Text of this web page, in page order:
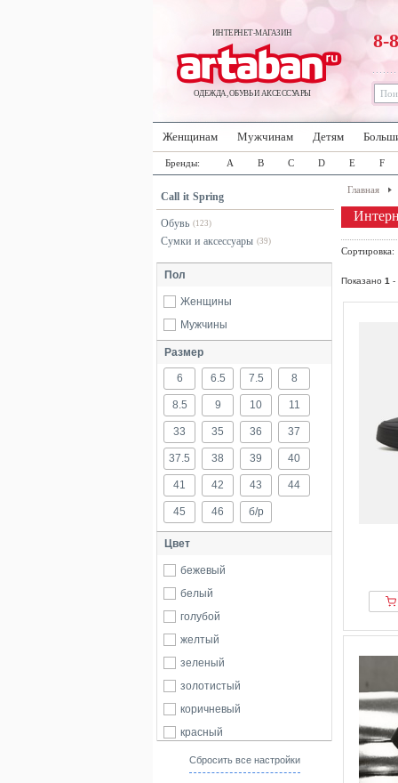
ИНТЕРНЕТ-МАГАЗИН
ОДЕЖДА, ОБУВЬ И АКСЕССУАРЫ
8-
Женщинам Мужчинам Детям
Бренды: A B C D E F
Call it Spring
Обувь (123)
Сумки и аксессуары (39)
Пол
Женщины
Мужчины
Размер
6 6.5 7.5 8
8.5 9 10 11
33 35 36 37
37.5 38 39 40
41 42 43 44
45 46 б/р
Цвет
бежевый
белый
голубой
желтый
зеленый
золотистый
коричневый
красный
оранжевый
Сбросить все настройки
Главная
Показано 1 -